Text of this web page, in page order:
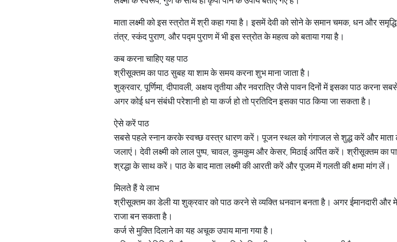
माता लक्ष्मी को इस स्त्रोत में श्री कहा गया है। इसमें देवी को सोने के समान चमक, धन और समृद्धि
तंत्र, स्कंद पुराण, और पद्म पुराण में भी इस स्त्रोत के महत्व को बताया गया है।
कब करना चाहिए यह पाठ
श्रीसूक्तम का पाठ सुबह या शाम के समय करना शुभ माना जाता है।
शुक्रवार, पूर्णिमा, दीपावली, अक्षय तृतीया और नवरात्रि जैसे पावन दिनों में इसका पाठ करना
अगर कोई धन संबंधी परेशानी हो या कर्ज हो तो प्रतिदिन इसका पाठ किया जा सकता है।
ऐसे करें पाठ
सबसे पहले स्नान करके स्वच्छ वस्त्र धारण करें। पूजन स्थल को गंगाजल से शुद्ध करें और माता
जलाएं। देवी लक्ष्मी को लाल पुष्प, चावल, कुमकुम और केसर, मिठाई अर्पित करें। श्रीसूक्तम का
श्रद्धा के साथ करें। पाठ के बाद माता लक्ष्मी की आरती करें और पूजम में गलती की क्षमा मांग लें।
मिलते हैं ये लाभ
श्रीसूक्तम का डेली या शुक्रवार को पाठ करने से व्यक्ति धनवान बनता है। अगर ईमानदारी और
राजा बन सकता है।
कर्ज से मुक्ति दिलाने का यह अचूक उपाय माना गया है।